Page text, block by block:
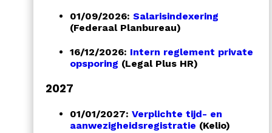
01/09/2026: Salarisindexering
(Federaal Planbureau)
16/12/2026: Intern reglement private
opsporing (Legal Plus HR)
2027
01/01/2027: Verplichte tijd- en
aanwezigheidsregistratie (Kelio)